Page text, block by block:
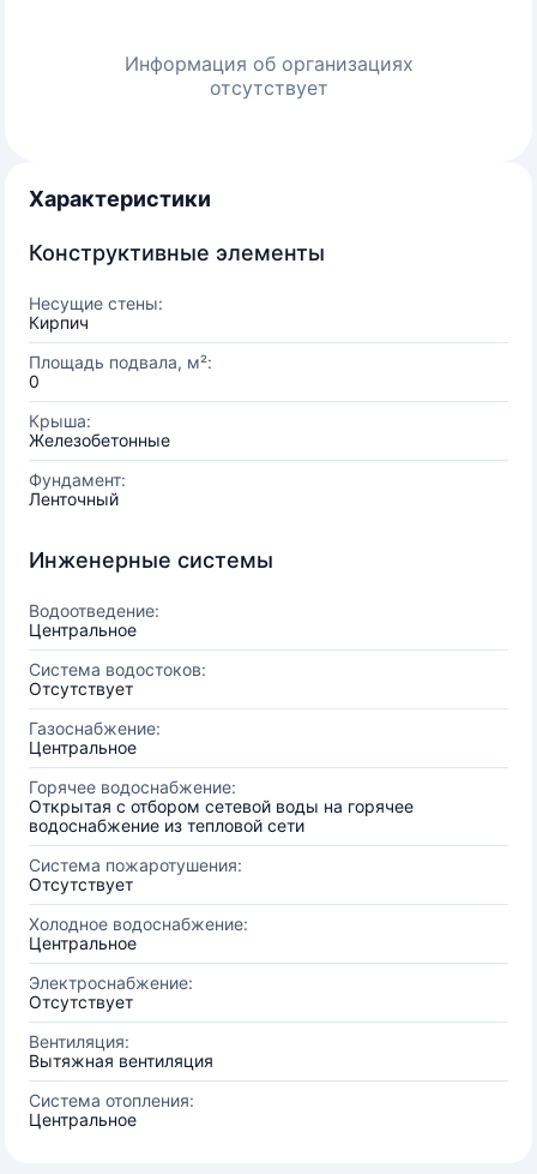
Информация об организациях
отсутствует
Характеристики
Конструктивные элементы
Несущие стены:
Кирпич
Площадь подвала, м²:
0
Крыша:
Железобетонные
Фундамент:
Ленточный
Инженерные системы
Водоотведение:
Центральное
Система водостоков:
Отсутствует
Газоснабжение:
Центральное
Горячее водоснабжение:
Открытая с отбором сетевой воды на горячее
водоснабжение из тепловой сети
Система пожаротушения:
Отсутствует
Холодное водоснабжение:
Центральное
Электроснабжение:
Отсутствует
Вентиляция:
Вытяжная вентиляция
Система отопления:
Центральное